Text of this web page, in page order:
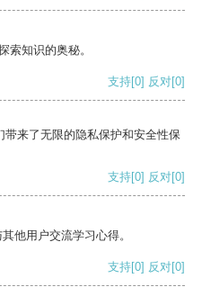
索知识的奥秘。
支持[0] 反对[0]
来了无限的隐私保护和安全性保
支持[0] 反对[0]
他用户交流学习心得。
支持[0] 反对[0]